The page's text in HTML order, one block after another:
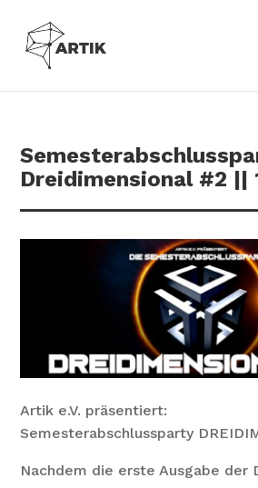
Dreidimensional #2 ||
Artik e.V. präsentiert:
Semesterabschlussparty
Nachdem die erste Ausgabe der